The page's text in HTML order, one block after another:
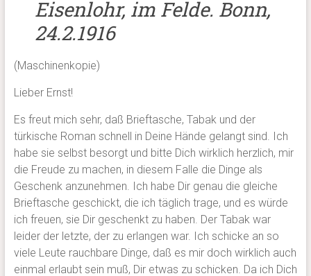
Eisenlohr, im Felde. Bonn,
24.2.1916
(Maschinenkopie)
Lieber Ernst!
Es freut mich sehr, daß Brieftasche, Tabak und der
türkische Roman schnell in Deine Hände gelangt sind. Ich
habe sie selbst besorgt und bitte Dich wirklich herzlich, mir
die Freude zu machen, in diesem Falle die Dinge als
Geschenk anzunehmen. Ich habe Dir genau die gleiche
Brieftasche geschickt, die ich täglich trage, und es würde
ich freuen, sie Dir geschenkt zu haben. Der Tabak war
leider der letzte, der zu erlangen war. Ich schicke an so
viele Leute rauchbare Dinge, daß es mir doch wirklich auch
einmal erlaubt sein muß, Dir etwas zu schicken. Da ich Dich